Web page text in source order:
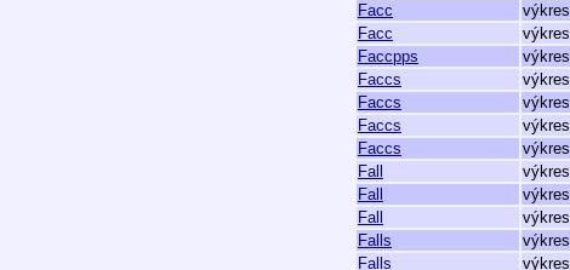
Facc
výkres
Facc
výkres
Faccpps
výkres
Faccs
výkres
Faccs
výkres
Faccs
výkres
Faccs
výkres
Fall
výkres
Fall
výkres
Fall
výkres
Falls
výkres
Falls
výkres